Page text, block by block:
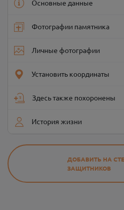
Основные данные
Фотографии памятника
Личные фотографии
Установить координаты
Здесь также похоронены
История жизни
ДОБАВИТЬ НА
ЗАЩИТНИКОВ